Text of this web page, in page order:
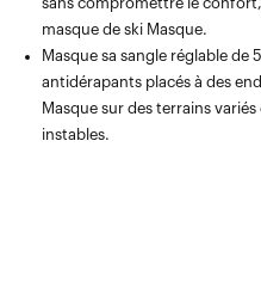
sans compromettre le
masque de ski Masque.
Masque sa sangle réglable
antidérapants placés à des
Masque sur des terrains
instables.